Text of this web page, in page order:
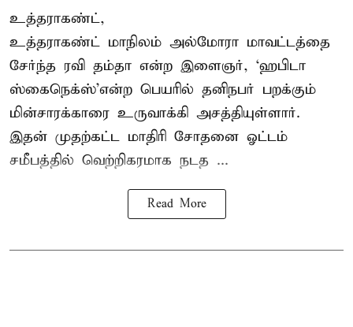
உத்தராகண்ட்,
உத்தராகண்ட் மாநிலம் அல்மோரா மாவட்டத்தை
சேர்ந்த ரவி தம்தா என்ற இளைஞர், ‘ஹபிடா
ஸ்கைநெக்ஸ்’என்ற பெயரில் தனிநபர் பறக்கும்
மின்சாரக்காரை உருவாக்கி அசத்தியுள்ளார்.
இதன் முதற்கட்ட மாதிரி சோதனை ஓட்டம்
சமீபத்தில் வெற்றிகரமாக நடத ...
Read More